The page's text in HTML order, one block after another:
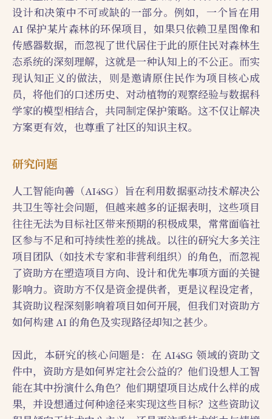
设计和决策中不可或缺的一部分。例如，一个旨在用
AI 保护某片森林的环保项目，如果只依赖卫星图像和
传感器数据，而忽视了世代居住于此的原住民对森林生
态系统的深刻理解，这就是一种认知上的不公正。而实
现认知正义的做法，则是邀请原住民作为项目核心成
员，将他们的口述历史、对动植物的观察经验与数据科
学家的模型相结合，共同制定保护策略。这不仅让解决
方案更有效，也尊重了社区的知识主权。
研究问题
人工智能向善（AI4SG）旨在利用数据驱动技术解决公
共卫生等社会问题，但越来越多的证据表明，这些项目
往往无法为目标社区带来预期的积极成果，常常面临社
区参与不足和可持续性差的挑战。以往的研究大多关注
项目团队（如技术专家和非营利组织）的角色，而忽视
了资助方在塑造项目方向、设计和优先事项方面的关键
影响力。资助方不仅是资金提供者，更是议程设定者，
其资助议程深刻影响着项目如何开展，但我们对资助方
如何构建 AI 的角色及实现路径却知之甚少。
因此，本研究的核心问题是：在 AI4SG 领域的资助文
件中，资助方是如何界定社会公益的？他们设想人工智
能在其中扮演什么角色？他们期望项目达成什么样的成
果，并设想通过何种途径来实现这些目标？这些资助议